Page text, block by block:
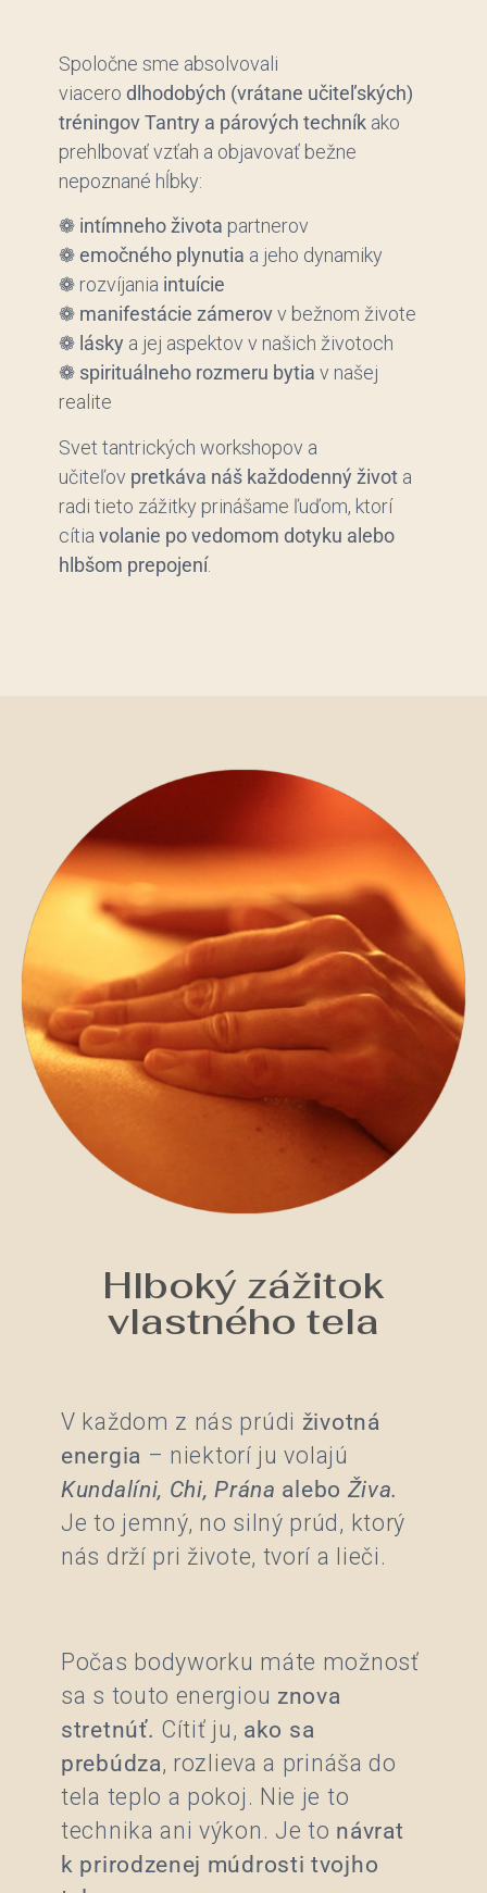
Spoločne sme absolvovali
viacero dlhodobých (vrátane učiteľských)
tréningov Tantry a párových techník ako
prehlbovať vzťah a objavovať bežne
nepoznané hĺbky:
❁ intímneho života partnerov
❁emočného plynutia a jeho dynamiky
❁ rozvíjania intuície
❁ manifestácie zámerovv bežnom živote
❁ lásky a jej aspektov v našich životoch
❁ spirituálneho rozmeru bytia v našej
realite
Svet tantrických workshopov a
učiteľov pretkáva náš každodenný život a
radi tieto zážitky prinášame ľuďom, ktorí
cítia volanie po vedomom dotyku alebo
hlbšom prepojení.
Hlboký zážitok
vlastného tela
V každom z nás prúdi životná
energia – niektorí ju volajú
Kundalíni, Chi, Prána alebo Živa.
Je to jemný, no silný prúd, ktorý
nás drží pri živote, tvorí a lieči.
Počas bodyworku máte možnosť
sa s touto energiou znova
stretnúť. Cítiť ju, ako sa
prebúdza, rozlieva a prináša do
tela teplo a pokoj. Nie je to
technika ani výkon. Je to návrat
k prirodzenej múdrosti tvojho